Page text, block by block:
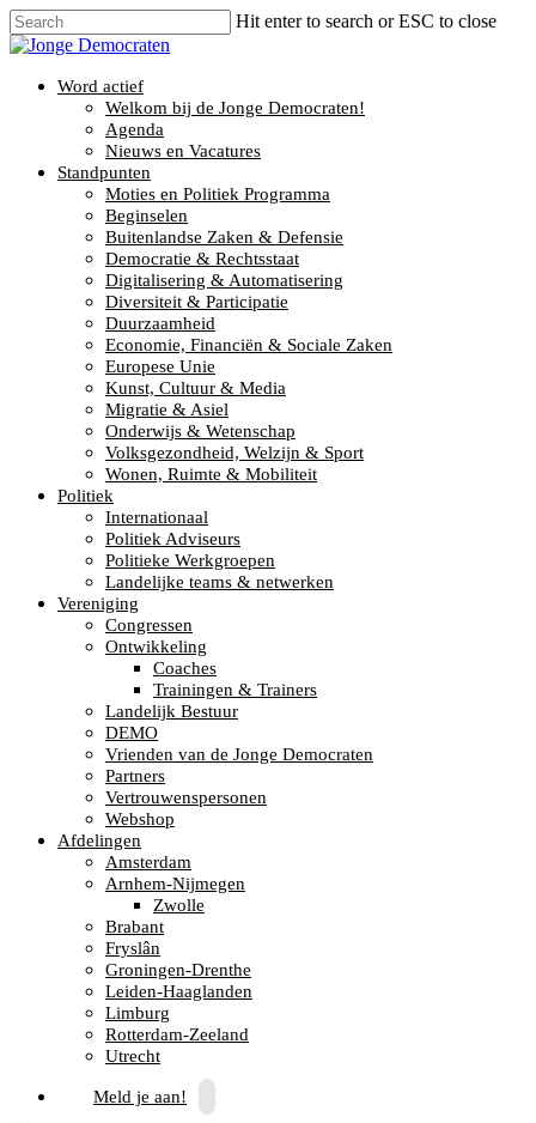
Hit enter to search or ESC to close
Word actief
Welkom bij de Jonge Democraten!
Agenda
Nieuws en Vacatures
Standpunten
Moties en Politiek Programma
Beginselen
Buitenlandse Zaken & Defensie
Democratie & Rechtsstaat
Digitalisering & Automatisering
Diversiteit & Participatie
Duurzaamheid
Economie, Financiën & Sociale Zaken
Europese Unie
Kunst, Cultuur & Media
Migratie & Asiel
Onderwijs & Wetenschap
Volksgezondheid, Welzijn & Sport
Wonen, Ruimte & Mobiliteit
Politiek
Internationaal
Politiek Adviseurs
Politieke Werkgroepen
Landelijke teams & netwerken
Vereniging
Congressen
Ontwikkeling
Coaches
Trainingen & Trainers
Landelijk Bestuur
DEMO
Vrienden van de Jonge Democraten
Partners
Vertrouwenspersonen
Webshop
Afdelingen
Amsterdam
Arnhem-Nijmegen
Zwolle
Brabant
Fryslân
Groningen-Drenthe
Leiden-Haaglanden
Limburg
Rotterdam-Zeeland
Utrecht
Meld je aan!